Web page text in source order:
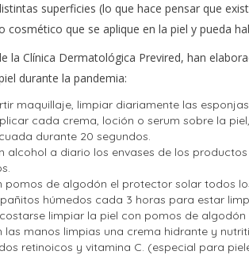
superficies (lo que hace pensar que
cosmético que se aplique en la piel y pueda
la Clínica Dermatológica Previred, han
durante la pandemia:
maquillaje, limpiar diariamente las
cada crema, loción o serum sobre la
durante 20 segundos.
alcohol a diario los envases de los
pomos de algodón el protector solar todos
húmedos cada 3 horas para estar
limpiar la piel con pomos de
las manos limpias una crema hidrante y
retinoicos y vitamina C. (especial para